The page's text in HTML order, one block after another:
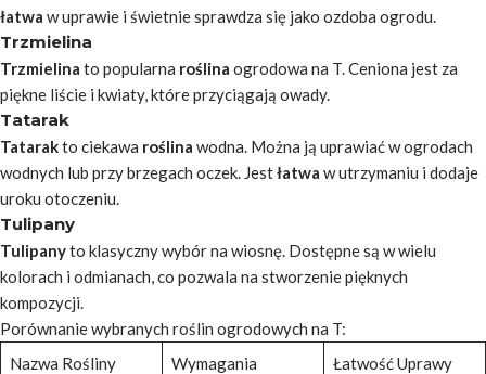
łatwa w uprawie i świetnie sprawdza się jako ozdoba ogrodu.
Trzmielina
Trzmielina to popularna roślina ogrodowa na T. Ceniona jest za
piękne liście i kwiaty, które przyciągają owady.
Tatarak
Tatarakto ciekawa roślina wodna. Można ją uprawiać w ogrodach
wodnych lub przy brzegach oczek. Jestłatwa w utrzymaniu i dodaje
uroku otoczeniu.
Tulipany
Tulipanyto klasyczny wybór na wiosnę. Dostępne są w wielu
kolorach i odmianach, co pozwala na stworzenie pięknych
kompozycji.
Porównanie wybranych roślin ogrodowych na T:
Nazwa Rośliny
Wymagania Łatwość Uprawy